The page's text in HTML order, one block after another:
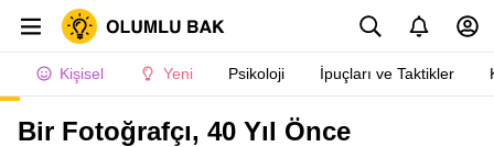
Kişisel Yeni Psikoloji İpuçları ve Taktikler
Bir Fotoğrafçı, 40 Yıl Önce